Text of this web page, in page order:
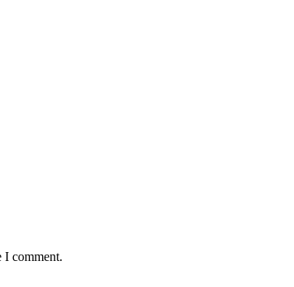
I comment.